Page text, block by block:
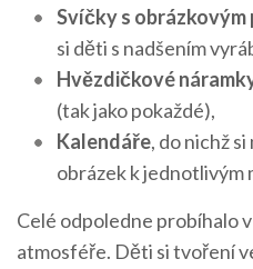
Svíčky s
si děti s nadšením
Hvězdičkové
(tak jako pokaždé),
Kalendáře, do nichž
obrázek k jednotlivým
Celé odpoledne probíhalo
atmosféře. Děti si tvoření